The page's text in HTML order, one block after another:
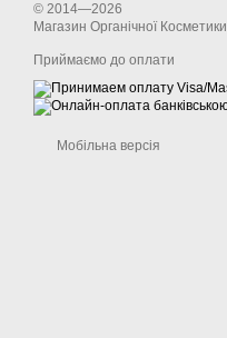
© 2014—2026
Магазин Органічної Косметики
Приймаємо до оплати
Мобільна версія